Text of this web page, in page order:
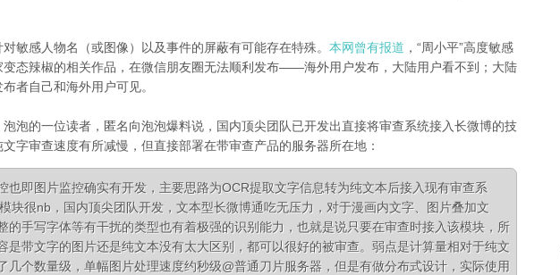
敏感人物名（或图像）以及事件的屏蔽有可能存在特殊。 本网曾有报道 ，“周小平”高度敏感
变态辣椒的相关作品，在微信朋友圈无法顺利发布——海外用户发布，大陆用户看不到；大陆
者自己和海外用户可见。
泡的一位读者，匿名向泡泡爆料说，国内顶尖团队已开发出直接将审查系统接入长微博的技
字审查速度有所减慢，但直接部署在带审查产品的服务器所在地：
也即图片监控确实有开发，主要思路为OCR提取文字信息转为纯文本后接入现有审查系
块很nb，国内顶尖团队开发，文本型长微博通吃无压力，对于漫画内文字、图片叠加文
的手写字体等有干扰的类型也有着极强的识别能力，也就是说只要在审查时接入该模块，所
是带文字的图片还是纯文本没有太大区别，都可以很好的被审查。弱点是计算量相对于纯文
几个数量级，单幅图片处理速度约秒级@普通刀片服务器，但是有做分布式设计，实际使用